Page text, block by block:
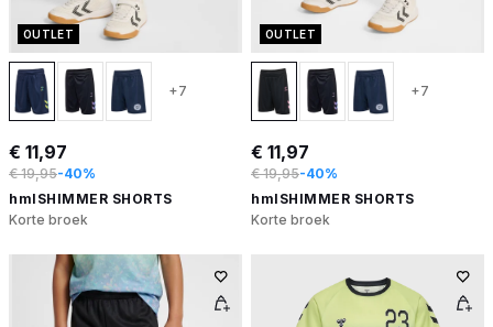
OUTLET
+7
€ 11,97
€ 19,95-40%
hmlSHIMMER SHORTS
Korte broek
OUTLET
+7
€ 11,97
€ 19,95-40%
hmlSHIMMER SHORTS
Korte broek